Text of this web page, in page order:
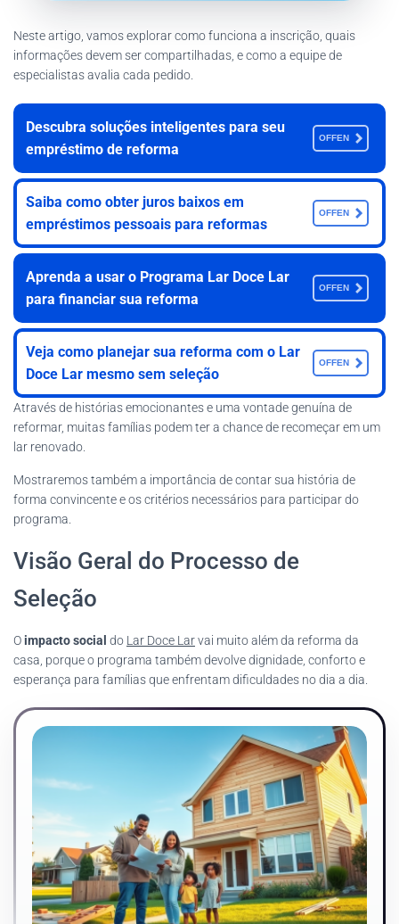
Neste artigo, vamos explorar como funciona a inscrição, quais
informações devem ser compartilhadas, e como a equipe de
especialistas avalia cada pedido.
Descubra soluções inteligentes para seu
empréstimo de reforma
OFFEN
Saiba como obter juros baixos em
empréstimos pessoais para reformas
OFFEN
Aprenda a usar o Programa Lar Doce Lar
para financiar sua reforma
OFFEN
Veja como planejar sua reforma com o Lar
Doce Lar mesmo sem seleção
OFFEN
Através de histórias emocionantes e uma vontade genuína de
reformar, muitas famílias podem ter a chance de recomeçar em um
lar renovado.
Mostraremos também a importância de contar sua história de
forma convincente e os critérios necessários para participar do
programa.
Visão Geral do Processo de
Seleção
Oimpacto social do Lar Doce Larvai muito além da reforma da
casa, porque o programa também devolve dignidade, conforto e
esperança para famílias que enfrentam dificuldades no dia a dia.